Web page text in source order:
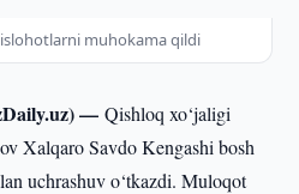
muhokama qildi
—Qishloq xo‘jaligi
Xalqaro Savdo Kengashi bosh
uchrashuv o‘tkazdi. Muloqot